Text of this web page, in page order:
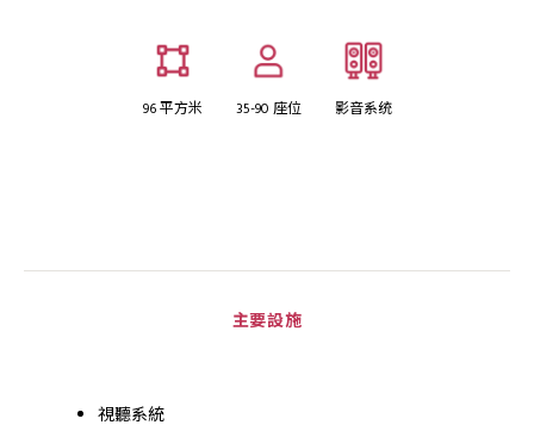
96 平方米 35-90 座位 影音系统
主要設施
視聽系統